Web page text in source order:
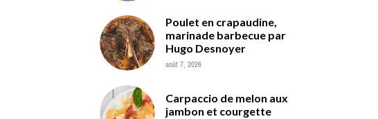
Poulet en crapaudine,
marinade barbecue par
Hugo Desnoyer
août 7, 2026
Carpaccio de melon aux
jambon et courgette